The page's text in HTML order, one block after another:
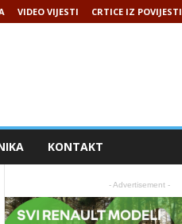
VIDEO VIJESTI CRTICE IZ POVIJESTI
KONTAKT
- Advertisement -